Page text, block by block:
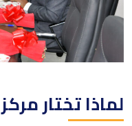
لماذا تختار مركز 4C ؟